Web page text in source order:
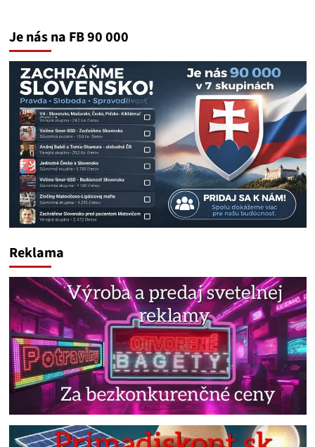
Je nás na FB 90 000
Reklama